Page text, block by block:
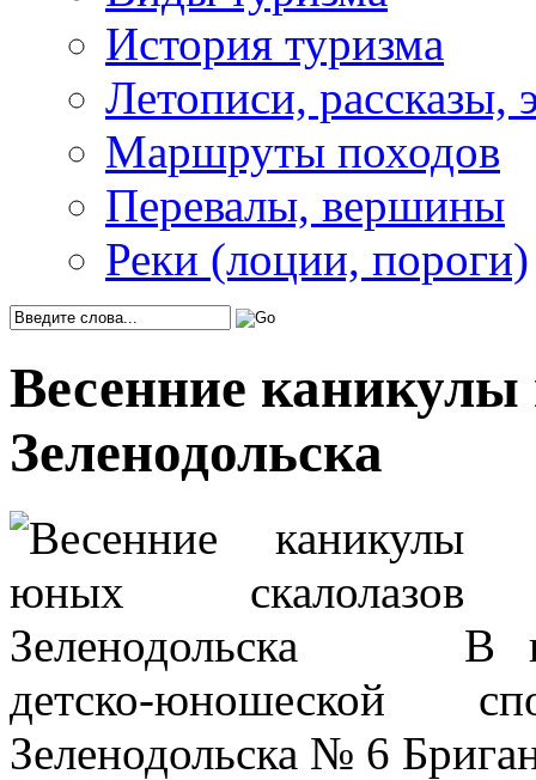
История туризма
Летописи, рассказы,
Маршруты походов
Перевалы, вершины
Реки (лоции, пороги)
Весенние
Зеленодольска
В
детско-юношеской
Зеленодольска № 6